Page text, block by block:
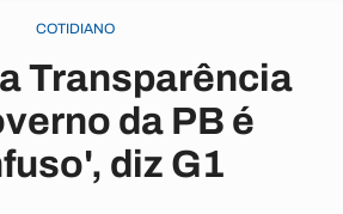
COTIDIANO
Transparência
da PB é
diz G1